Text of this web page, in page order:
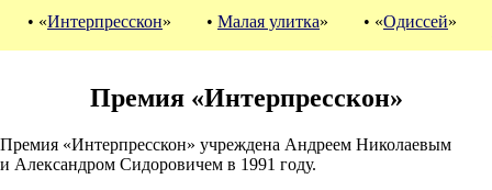
• «Интерпресскон» • Малая улитка» • «Одиссей»
Премия «Интерпресскон»
Премия «Интерпресскон» учреждена Андреем Николаевым
и Александром Сидоровичем в 1991 году.